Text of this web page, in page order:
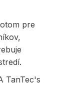
pre
TanTec's